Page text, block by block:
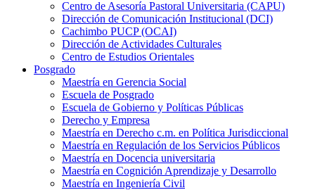
Centro de Asesoría Pastoral Universitaria (CAPU)
Dirección de Comunicación Institucional (DCI)
Cachimbo PUCP (OCAI)
Dirección de Actividades Culturales
Centro de Estudios Orientales
Posgrado
Maestría en Gerencia Social
Escuela de Posgrado
Escuela de Gobierno y Políticas Públicas
Derecho y Empresa
Maestría en Derecho c.m. en Política Jurisdiccional
Maestría en Regulación de los Servicios Públicos
Maestría en Docencia universitaria
Maestría en Cognición Aprendizaje y Desarrollo
Maestría en Ingeniería Civil